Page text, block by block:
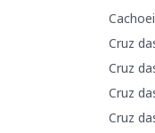
Cruz
Cruz
Cruz
Cruz